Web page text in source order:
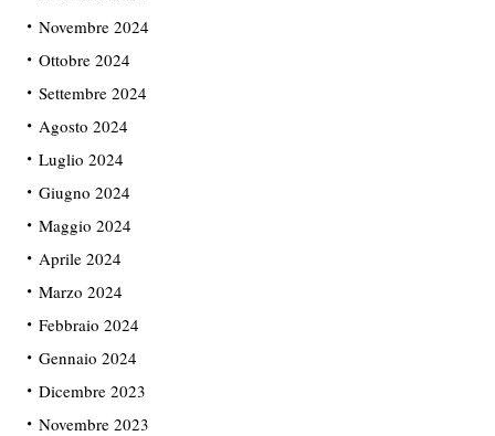
Novembre 2024
Ottobre 2024
Settembre 2024
Agosto 2024
Luglio 2024
Giugno 2024
Maggio 2024
Aprile 2024
Marzo 2024
Febbraio 2024
Gennaio 2024
Dicembre 2023
Novembre 2023